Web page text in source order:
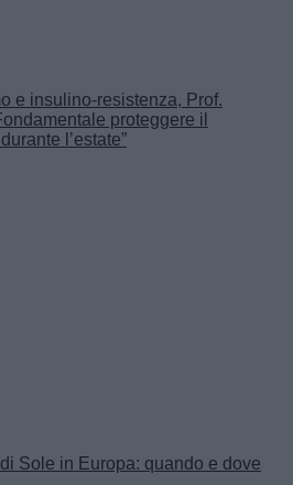
e insulino-resistenza, Prof.
proteggere il
l’estate”
Sole in Europa: quando e dove